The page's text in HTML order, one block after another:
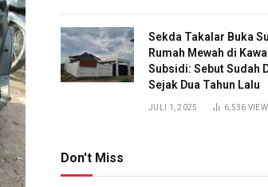
Sekda Takalar Buka
Rumah Mewah di
Subsidi: Sebut Sudah
Sejak Dua Tahun Lalu
JULI 1, 2025 6,536
Don't Miss